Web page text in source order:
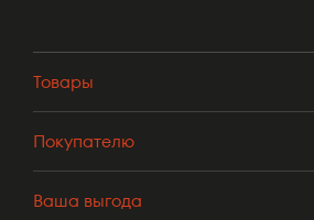
Товары
Покупателю
Ваша выгода